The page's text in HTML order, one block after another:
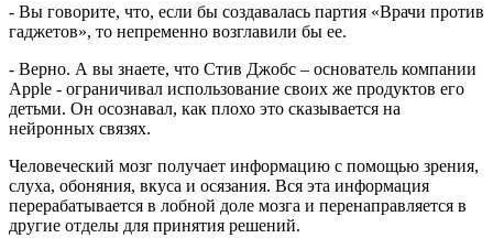
- Вы говорите, что, если бы создавалась партия «Врачи против
гаджетов», то непременно возглавили бы ее.
- Верно. А вы знаете, что Стив Джобс – основатель компании
Apple - ограничивал использование своих же продуктов его
детьми. Он осознавал, как плохо это сказывается на
нейронных связях.
Человеческий мозг получает информацию с помощью зрения,
слуха, обоняния, вкуса и осязания. Вся эта информация
перерабатывается в лобной доле мозга и перенаправляется в
другие отделы для принятия решений.